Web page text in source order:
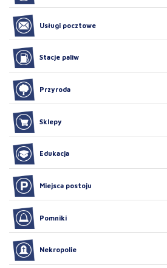
Usługi pocztowe
Stacje paliw
Przyroda
Sklepy
Edukacja
Miejsca postoju
Pomniki
Nekropolie